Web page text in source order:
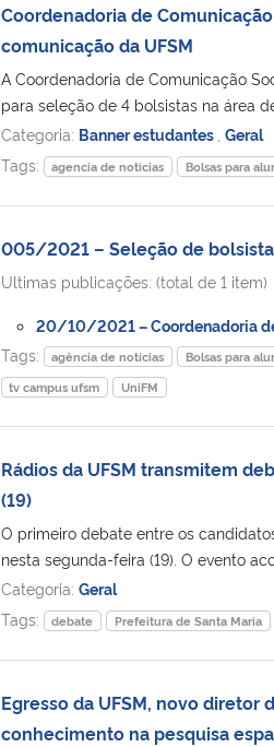
Coordenadoria de
comunicação da UFSM
A Coordenadoria de Comunicação
para seleção de 4 bolsistas na área
Categoria: Banner estudantes Geral
Tags:
agencia de noticias Bolsas para
005/2021 – Seleção de
Ultimas publicações: (total de 1 item)
20/10/2021 – Coordenadoria
Tags:
agência de notícias Bolsas para
tv campus ufsm
UniFM
Rádios da UFSM transmitem
(19)
O primeiro debate entre os
nesta segunda-feira (19). O evento
Categoria: Geral
Tags:
debate Prefeitura de Santa Maria
Egresso da UFSM, novo diretor
conhecimento na pesquisa